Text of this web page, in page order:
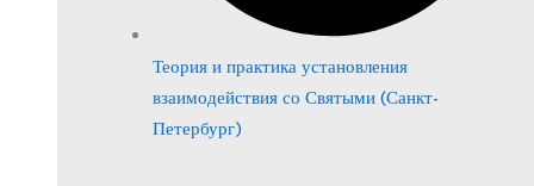
Теория и практика установления
взаимодействия со Святыми (Санкт-
Петербург)